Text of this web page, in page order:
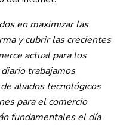
en maximizar las
y cubrir las crecientes
actualpara los
trabajamos
aliados tecnológicos
para el comercio
fundamentales el día